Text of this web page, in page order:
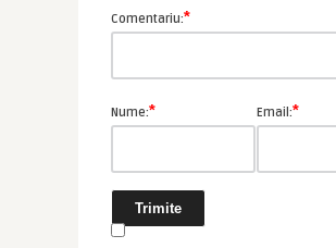
Comentariu:*
Nume:* Email:*